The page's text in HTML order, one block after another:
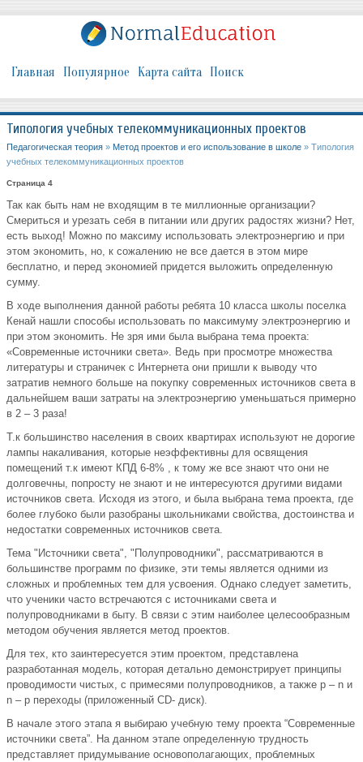
Главная Популярное Карта сайта Поиск
Типология учебных телекоммуникационных проектов
Педагогическая теория » Метод проектов и его использование в школе » Типология
учебных телекоммуникационных проектов
Страница 4
Так как быть нам не входящим в те миллионные организации?
Смериться и урезать себя в питании или других радостях жизни? Нет,
есть выход! Можно по максиму использовать электроэнергию и при
этом экономить, но, к сожалению не все дается в этом мире
бесплатно, и перед экономией придется выложить определенную
сумму.
В ходе выполнения данной работы ребята 10 класса школы поселка
Кенай нашли способы использовать по максимуму электроэнергию и
при этом экономить. Не зря ими была выбрана тема проекта:
«Современные источники света». Ведь при просмотре множества
литературы и страничек с Интернета они пришли к выводу что
затратив немного больше на покупку современных источников света в
дальнейшем ваши затраты на электроэнергию уменьшаться примерно
в 2 – 3 раза!
Т.к большинство населения в своих квартирах используют не дорогие
лампы накаливания, которые неэффективны для освящения
помещений т.к имеют КПД 6-8% , к тому же все знают что они не
долговечны, попросту не знают и не интересуются другими видами
источников света. Исходя из этого, и была выбрана тема проекта, где
более глубоко были разобраны школьниками свойства, достоинства и
недостатки современных источников света.
Тема "Источники света", "Полупроводники", рассматриваются в
большинстве программ по физике, эти темы является одними из
сложных и проблемных тем для усвоения. Однако следует заметить,
что ученики часто встречаются с источниками света и
полупроводниками в быту. В связи с этим наиболее целесообразным
методом обучения является метод проектов.
Для тех, кто заинтересуется этим проектом, представлена
разработанная модель, которая детально демонстрирует принципы
проводимости чистых, с примесями полупроводников, а также p – n и
n – p переходы (приложенный CD- диск).
В начале этого этапа я выбираю учебную тему проекта “Современные
источники света”. На данном этапе определенную трудность
представляет придумывание основополагающих, проблемных